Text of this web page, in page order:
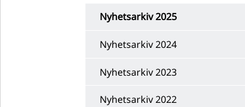
Nyhetsarkiv 2025
Nyhetsarkiv 2024
Nyhetsarkiv 2023
Nyhetsarkiv 2022